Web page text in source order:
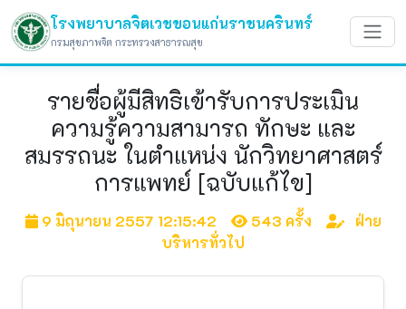
โรงพยาบาลจิตเวชขอนแก่นราชนครินทร์
กรมสุขภาพจิต กระทรวงสาธารณสุข
รายชื่อผู้มีสิทธิเข้ารับการประเมิน
ความรู้ความสามารถ ทักษะ และ
สมรรถนะ ในตำแหน่ง นักวิทยาศาสตร์
การแพทย์ [ฉบับแก้ไข]
9 มิถุนายน 2557 12:15:42 543 ครั้ง
ฝ่าย
บริหารทั่วไป